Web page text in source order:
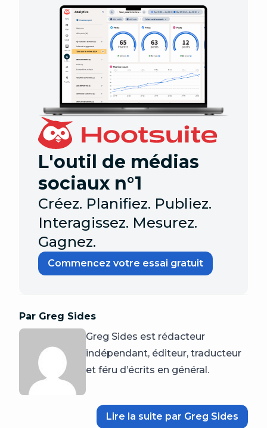
L'outil de médias
sociaux n°1
Créez. Planifiez. Publiez.
Interagissez. Mesurez.
Gagnez.
Commencez votre essai gratuit
Par Greg Sides
Greg Sides est rédacteur
indépendant, éditeur, traducteur
et féru d’écrits en général.
Lire la suite par Greg Sides